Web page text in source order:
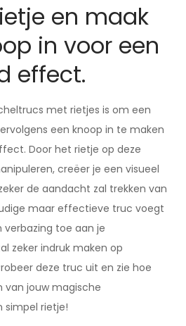
en maak
in voor een
effect.
met rietjes is om een
een knoop in te maken
Door het rietje op deze
creëer je een visueel
de aandacht zal trekken van
maar effectieve truc voegt
toe aan je
zeker indruk maken op
deze truc uit en zie hoe
van jouw magische
simpel rietje!